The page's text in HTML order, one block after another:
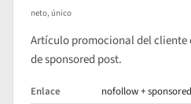
neto, único
Artículo promocional del
de sponsored post.
Enlace
nofollow + sponsored